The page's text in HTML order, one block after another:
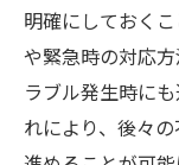
専門業
故障を
取扱説
ング
明確にしておく
や緊急時の対応
ラブル発生時に
れにより、後々